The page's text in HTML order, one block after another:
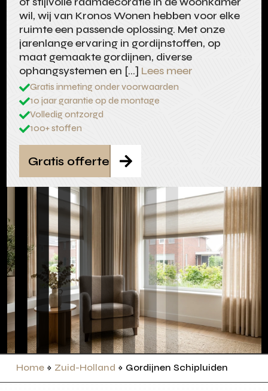
wil, wij van Kronos Wonen hebben voor elke
ruimte een passende oplossing. Met onze
jarenlange ervaring in gordijnstoffen, op
maat gemaakte gordijnen, diverse
ophangsystemen en […] Lees meer
Gratis inmeting onder voorwaarden
10 jaar garantie op de montage
Volledig ontzorgd
100+ stoffen

Gratis offerte
Home » Zuid-Holland » Gordijnen Schipluiden